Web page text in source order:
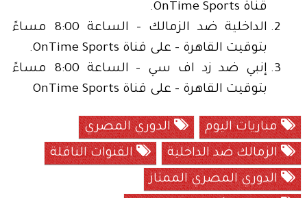
قناة OnTime Sports.
الداخلية ضد الزمالك - الساعة 8:00 مساءً
بتوقيت القاهرة - على قناة OnTime Sports.
إنبي ضد زد اف سي - الساعة 8:00 مساءً
بتوقيت القاهرة - على قناة OnTime Sports
مباريات اليوم
الدوري المصري
الزمالك ضد الداخلية
القنوات الناقلة
الدوري المصري الممتاز